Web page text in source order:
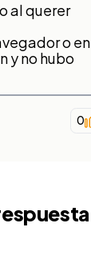
al querer
o en
y no hubo
0